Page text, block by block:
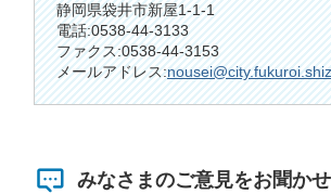
静岡県袋井市新屋1-1-1
電話:0538-44-3133
ファクス:0538-44-3153
メールアドレス:
みなさまのご意見をお聞か